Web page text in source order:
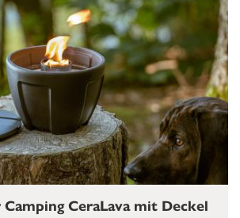
Camping CeraLava mit Deckel